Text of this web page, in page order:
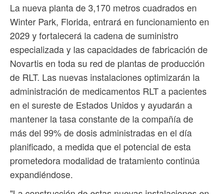
La nueva planta de 3,170 metros cuadrados en
Winter Park, Florida, entrará en funcionamiento en
2029 y fortalecerá la cadena de suministro
especializada y las capacidades de fabricación de
Novartis en toda su red de plantas de producción
de RLT. Las nuevas instalaciones optimizarán la
administración de medicamentos RLT a pacientes
en el sureste de Estados Unidos y ayudarán a
mantener la tasa constante de la compañía de
más del 99% de dosis administradas en el día
planificado, a medida que el potencial de esta
prometedora modalidad de tratamiento continúa
expandiéndose.